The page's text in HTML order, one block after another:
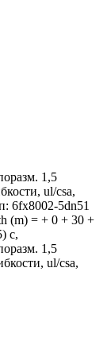
1,5
ul/csa,
6fx8002-5dn51
(m) = + 0 + 30 +
c,
1,5
ul/csa,